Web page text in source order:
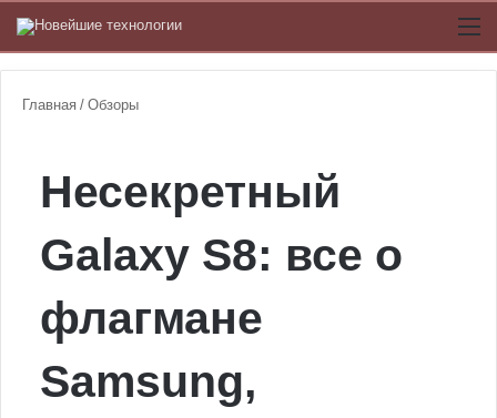
Главная / Обзоры
Несекретный
Galaxy S8: все о
флагмане
Samsung,